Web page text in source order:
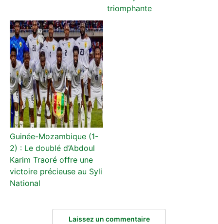
triomphante
Guinée-Mozambique (1-
2) : Le doublé d’Abdoul
Karim Traoré offre une
victoire précieuse au Syli
National
Laissez un commentaire